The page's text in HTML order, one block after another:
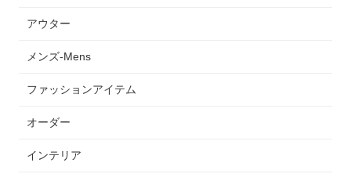
アウター
メンズ-Mens
ファッションアイテム
オーダー
インテリア